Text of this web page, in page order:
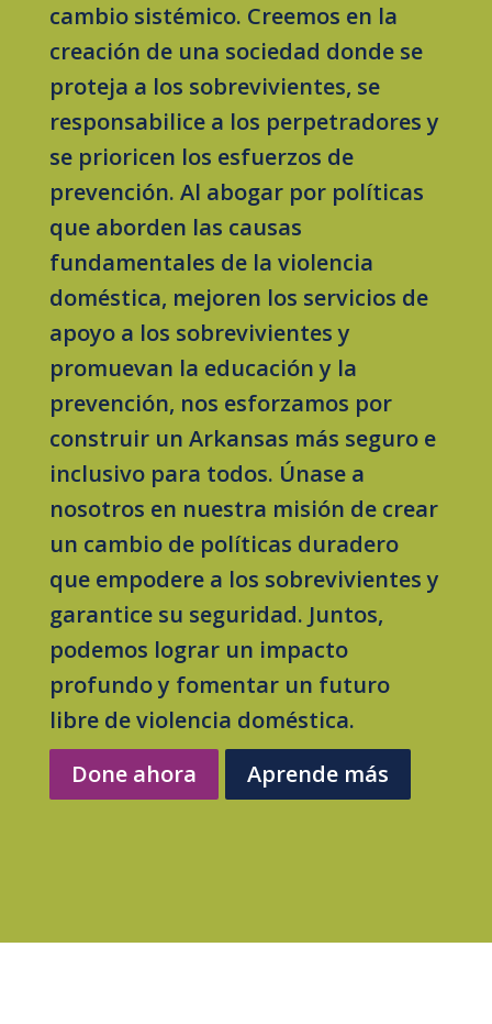
cambio sistémico. Creemos en la
creación de una sociedad donde se
proteja a los sobrevivientes, se
responsabilice a los perpetradores y
se prioricen los esfuerzos de
prevención. Al abogar por políticas
que aborden las causas
fundamentales de la violencia
doméstica, mejoren los servicios de
apoyo a los sobrevivientes y
promuevan la educación y la
prevención, nos esforzamos por
construir un Arkansas más seguro e
inclusivo para todos. Únase a
nosotros en nuestra misión de crear
un cambio de políticas duradero
que empodere a los sobrevivientes y
garantice su seguridad. Juntos,
podemos lograr un impacto
profundo y fomentar un futuro
libre de violencia doméstica.
Done ahora
Aprende más